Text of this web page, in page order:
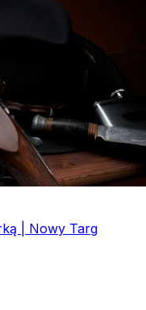
| Nowy Targ